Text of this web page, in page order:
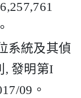
。
系統及其偵
, 發明第I
09 。